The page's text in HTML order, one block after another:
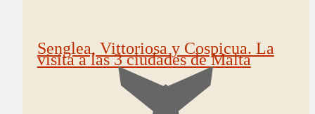
Senglea, Vittoriosa y Cospicua. La
visita a las 3 ciudades de Malta